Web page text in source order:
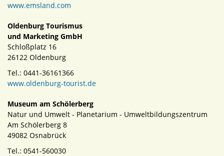
www.emsland.com
Oldenburg Tourismus
und Marketing GmbH
Schloßplatz 16
26122 Oldenburg
Tel.: 0441-36161366
www.oldenburg-tourist.de
Museum am Schölerberg
Natur und Umwelt - Planetarium - Umweltbildungszentrum
Am Schölerberg 8
49082 Osnabrück
Tel.: 0541-560030